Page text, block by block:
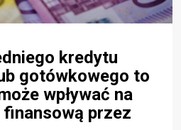
kredytu
gotówkowego to
wpływać na
przez